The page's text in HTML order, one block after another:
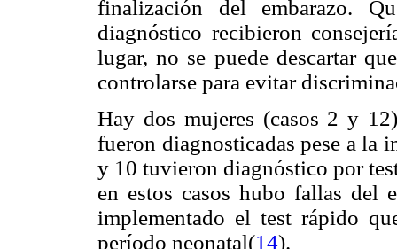
finalización del embarazo.
diagnóstico recibieron
lugar, no se puede descartar
controlarse para evitar
Hay dos mujeres (casos 2 y
fueron diagnosticadas pese a la
y 10 tuvieron diagnóstico por
en estos casos hubo fallas del
implementado el test rápido
período neonatal(14).